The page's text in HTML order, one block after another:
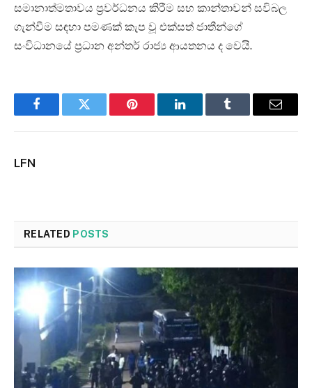
සමානාත්මතාවය ප්‍රවර්ධනය කිරීම සහ කාන්තාවන් සවිබල
ගැන්වීම සඳහා පමණක් කැප වූ එක්සත් ජාතීන්ගේ
සංවිධානයේ ප්‍රධාන අන්තර් රාජ්‍ය ආයතනය ද වෙයි.
FacebookTwitter Pinterest LinkedInTumblr Email
LFN
RELATED POSTS